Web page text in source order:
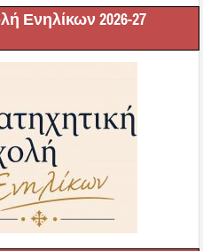
Ενηλίκων 2026-27